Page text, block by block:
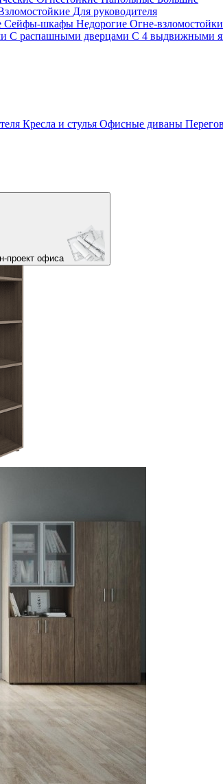
Для руководителя
Сейфы-шкафы Недорогие Огне-
С распашными дверцами С 4 выдвижными
Кресла и стулья Офисные диваны
проект офиса